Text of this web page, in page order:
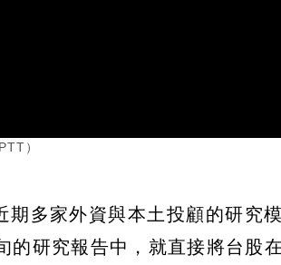
）
多家外資與本土投顧的研究
研究報告中，就直接將台股